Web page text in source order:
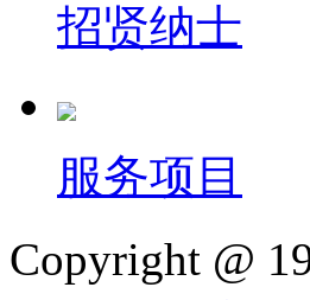
招贤纳士
服务项目
Copyright @